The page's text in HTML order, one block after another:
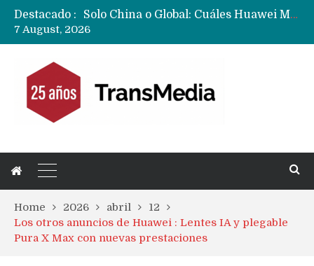
Destacado :
Data Centers de Huawei en Chile, México, Brasil,Perú y Argentina podrían verse afectados por arremetida de EE.UU
7 August, 2026
Home 2026 abril
12
Los otros anuncios de Huawei : Lentes IA y plegable
Pura X Max con nuevas prestaciones